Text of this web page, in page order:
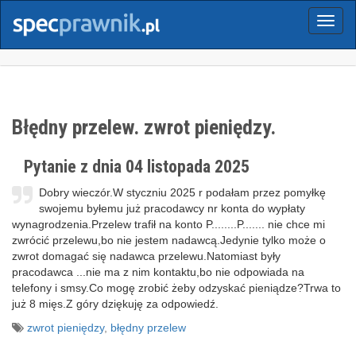
Menu
Błędny przelew. zwrot pieniędzy.
Pytanie z dnia 04 listopada 2025
Dobry wieczór.W styczniu 2025 r podałam przez pomyłkę
swojemu byłemu już pracodawcy nr konta do wypłaty
wynagrodzenia.Przelew trafił na konto P........P....... nie chce mi
zwrócić przelewu,bo nie jestem nadawcą.Jedynie tylko może o
zwrot domagać się nadawca przelewu.Natomiast były
pracodawca ...nie ma z nim kontaktu,bo nie odpowiada na
telefony i smsy.Co mogę zrobić żeby odzyskać pieniądze?Trwa to
już 8 mięs.Z góry dziękuję za odpowiedź.
zwrot pieniędzy, błędny przelew